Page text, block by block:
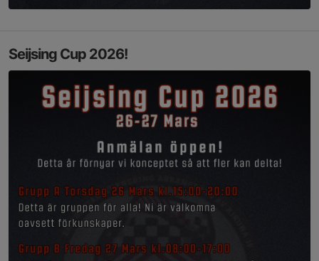
Seijsing Cup 2026!